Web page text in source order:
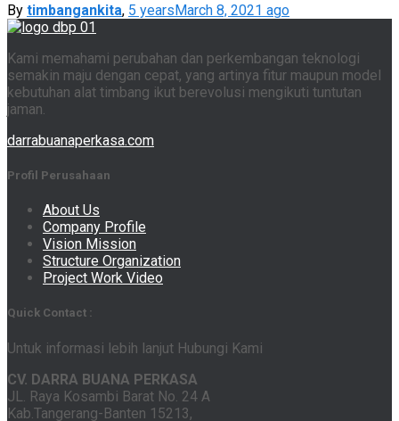
By timbangankita, 5 yearsMarch 8, 2021 ago
Kami memahami perubahan dan perkembangan teknologi
semakin maju dengan cepat, yang artinya fitur maupun model
kebutuhan alat timbang ikut berevolusi mengikuti tuntutan
jaman.
darrabuanaperkasa.com
Profil Perusahaan
About Us
Company Profile
Vision Mission
Structure Organization
Project Work Video
Quick Contact :
Untuk informasi lebih lanjut Hubungi Kami
CV. DARRA BUANA PERKASA
JL. Raya Kosambi Barat No. 24 A
Kab.Tangerang-Banten 15213,